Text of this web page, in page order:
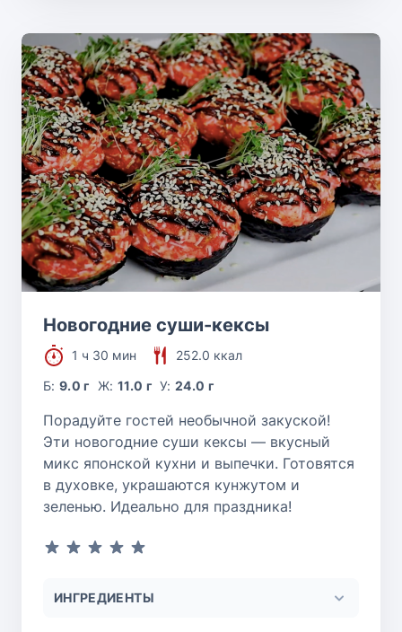
Новогодние суши-кексы
1 ч 30 мин
252.0 ккал
Б:9.0 г Ж: 11.0 г У:24.0 г
Порадуйте гостей необычной закуской!
Эти новогодние суши кексы — вкусный
микс японской кухни и выпечки. Готовятся
в духовке, украшаются кунжутом и
зеленью. Идеально для праздника!
ИНГРЕДИЕНТЫ